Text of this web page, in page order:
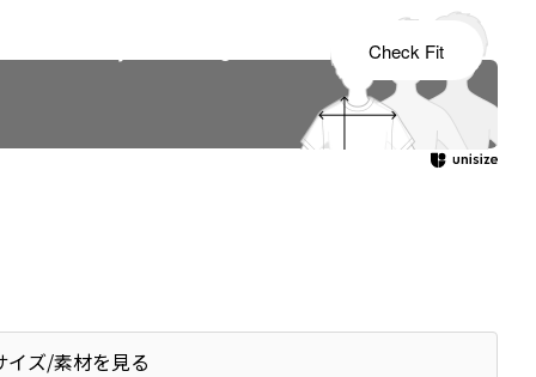
イズ/素材を見る
Check Fit